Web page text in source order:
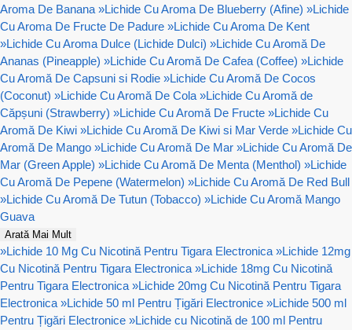
Aroma De Banana »Lichide Cu Aroma De Blueberry (Afine) »Lichide
Cu Aroma De Fructe De Padure »Lichide Cu Aroma De Kent
»Lichide Cu Aroma Dulce (Lichide Dulci) »Lichide Cu Aromă De
Ananas (Pineapple) »Lichide Cu Aromă De Cafea (Coffee) »Lichide
Cu Aromă De Capsuni si Rodie »Lichide Cu Aromă De Cocos
(Coconut) »Lichide Cu Aromă De Cola »Lichide Cu Aromă de
Căpșuni (Strawberry) »Lichide Cu Aromă De Fructe »Lichide Cu
Aromă De Kiwi »Lichide Cu Aromă De Kiwi si Mar Verde »Lichide Cu
Aromă De Mango »Lichide Cu Aromă De Mar »Lichide Cu Aromă De
Mar (Green Apple) »Lichide Cu Aromă De Menta (Menthol) »Lichide
Cu Aromă De Pepene (Watermelon) »Lichide Cu Aromă De Red Bull
»Lichide Cu Aromă De Tutun (Tobacco) »Lichide Cu Aromă Mango
Guava
Arată Mai Mult
»Lichide 10 Mg Cu Nicotină Pentru Tigara Electronica »Lichide 12mg
Cu Nicotină Pentru Tigara Electronica »Lichide 18mg Cu Nicotină
Pentru Tigara Electronica »Lichide 20mg Cu Nicotină Pentru Tigara
Electronica »Lichide 50 ml Pentru Țigări Electronice »Lichide 500 ml
Pentru Țigări Electronice »Lichide cu Nicotină de 100 ml Pentru